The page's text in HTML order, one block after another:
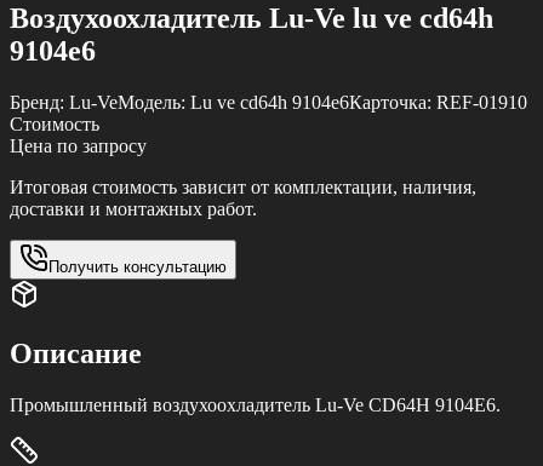
Воздухоохладитель Lu-Ve lu ve cd64h
9104e6
Бренд: Lu-VeМодель: Lu ve cd64h 9104e6Карточка: REF-01910
Стоимость
Цена по запросу
Итоговая стоимость зависит от комплектации, наличия,
доставки и монтажных работ.
Получить консультацию
Описание
Промышленный воздухоохладитель Lu-Ve CD64H 9104E6.